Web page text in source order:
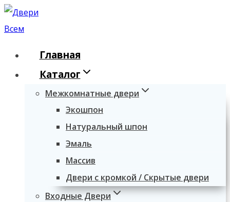
Перейти
к
Главная
Каталог
Межкомнатные двери
Экошпон
Натуральный шпон
Эмаль
Массив
Двери с кромкой / Скрытые двери
Входные Двери